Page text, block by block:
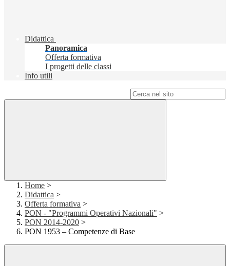
Didattica
Panoramica
Offerta formativa
I progetti delle classi
Info utili
Home >
Didattica >
Offerta formativa >
PON - "Programmi Operativi Nazionali" >
PON 2014-2020 >
PON 1953 – Competenze di Base